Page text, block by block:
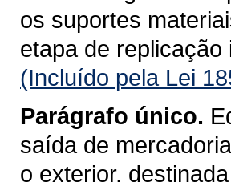
os suportes
etapa de
(Incluído pela Lei
Parágrafo único.
saída de
o exterior,